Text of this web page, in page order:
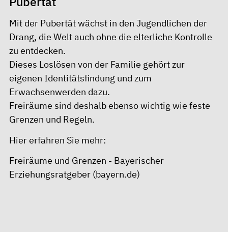
Mit der Pubertät wächst in den Jugendlichen der
Drang, die Welt auch ohne die elterliche Kontrolle
zu entdecken.
Dieses Loslösen von der Familie gehört zur
eigenen Identitätsfindung und zum
Erwachsenwerden dazu.
Freiräume sind deshalb ebenso wichtig wie feste
Grenzen und Regeln.
Hier erfahren Sie mehr:
Freiräume und Grenzen - Bayerischer
Erziehungsratgeber (bayern.de)